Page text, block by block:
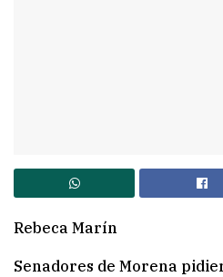
Rebeca Marín
Senadores de Morena